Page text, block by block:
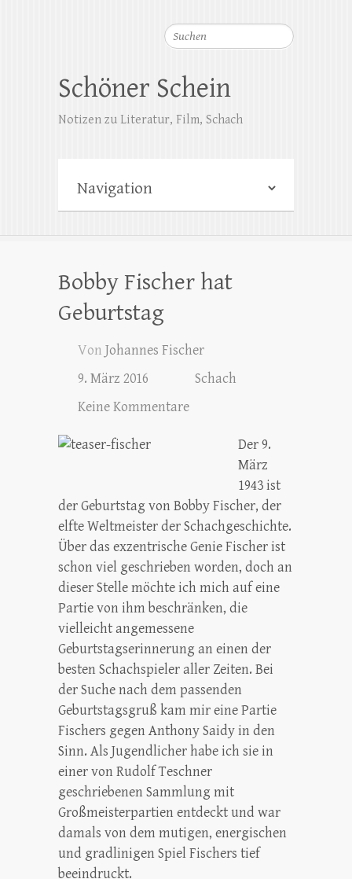
Suchen
Schöner Schein
Notizen zu Literatur, Film, Schach
Bobby Fischer hat
Geburtstag
Von Johannes Fischer
9. März 2016
Schach
Keine Kommentare
Der 9.
März
1943 ist
der Geburtstag von Bobby Fischer, der
elfte Weltmeister der Schachgeschichte.
Über das exzentrische Genie Fischer ist
schon viel geschrieben worden, doch an
dieser Stelle möchte ich mich auf eine
Partie von ihm beschränken, die
vielleicht angemessene
Geburtstagserinnerung an einen der
besten Schachspieler aller Zeiten. Bei
der Suche nach dem passenden
Geburtstagsgruß kam mir eine Partie
Fischers gegen Anthony Saidy in den
Sinn. Als Jugendlicher habe ich sie in
einer von Rudolf Teschner
geschriebenen Sammlung mit
Großmeisterpartien entdeckt und war
damals von dem mutigen, energischen
und gradlinigen Spiel Fischers tief
beeindruckt.